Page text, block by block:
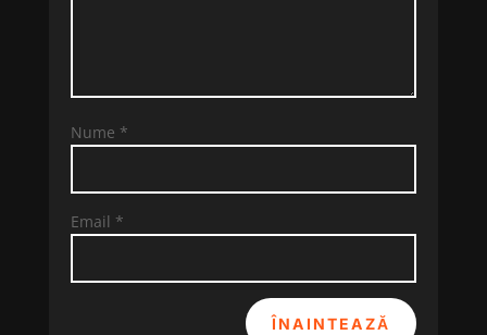
Nume *
Email *
ÎNAINTEAZĂ